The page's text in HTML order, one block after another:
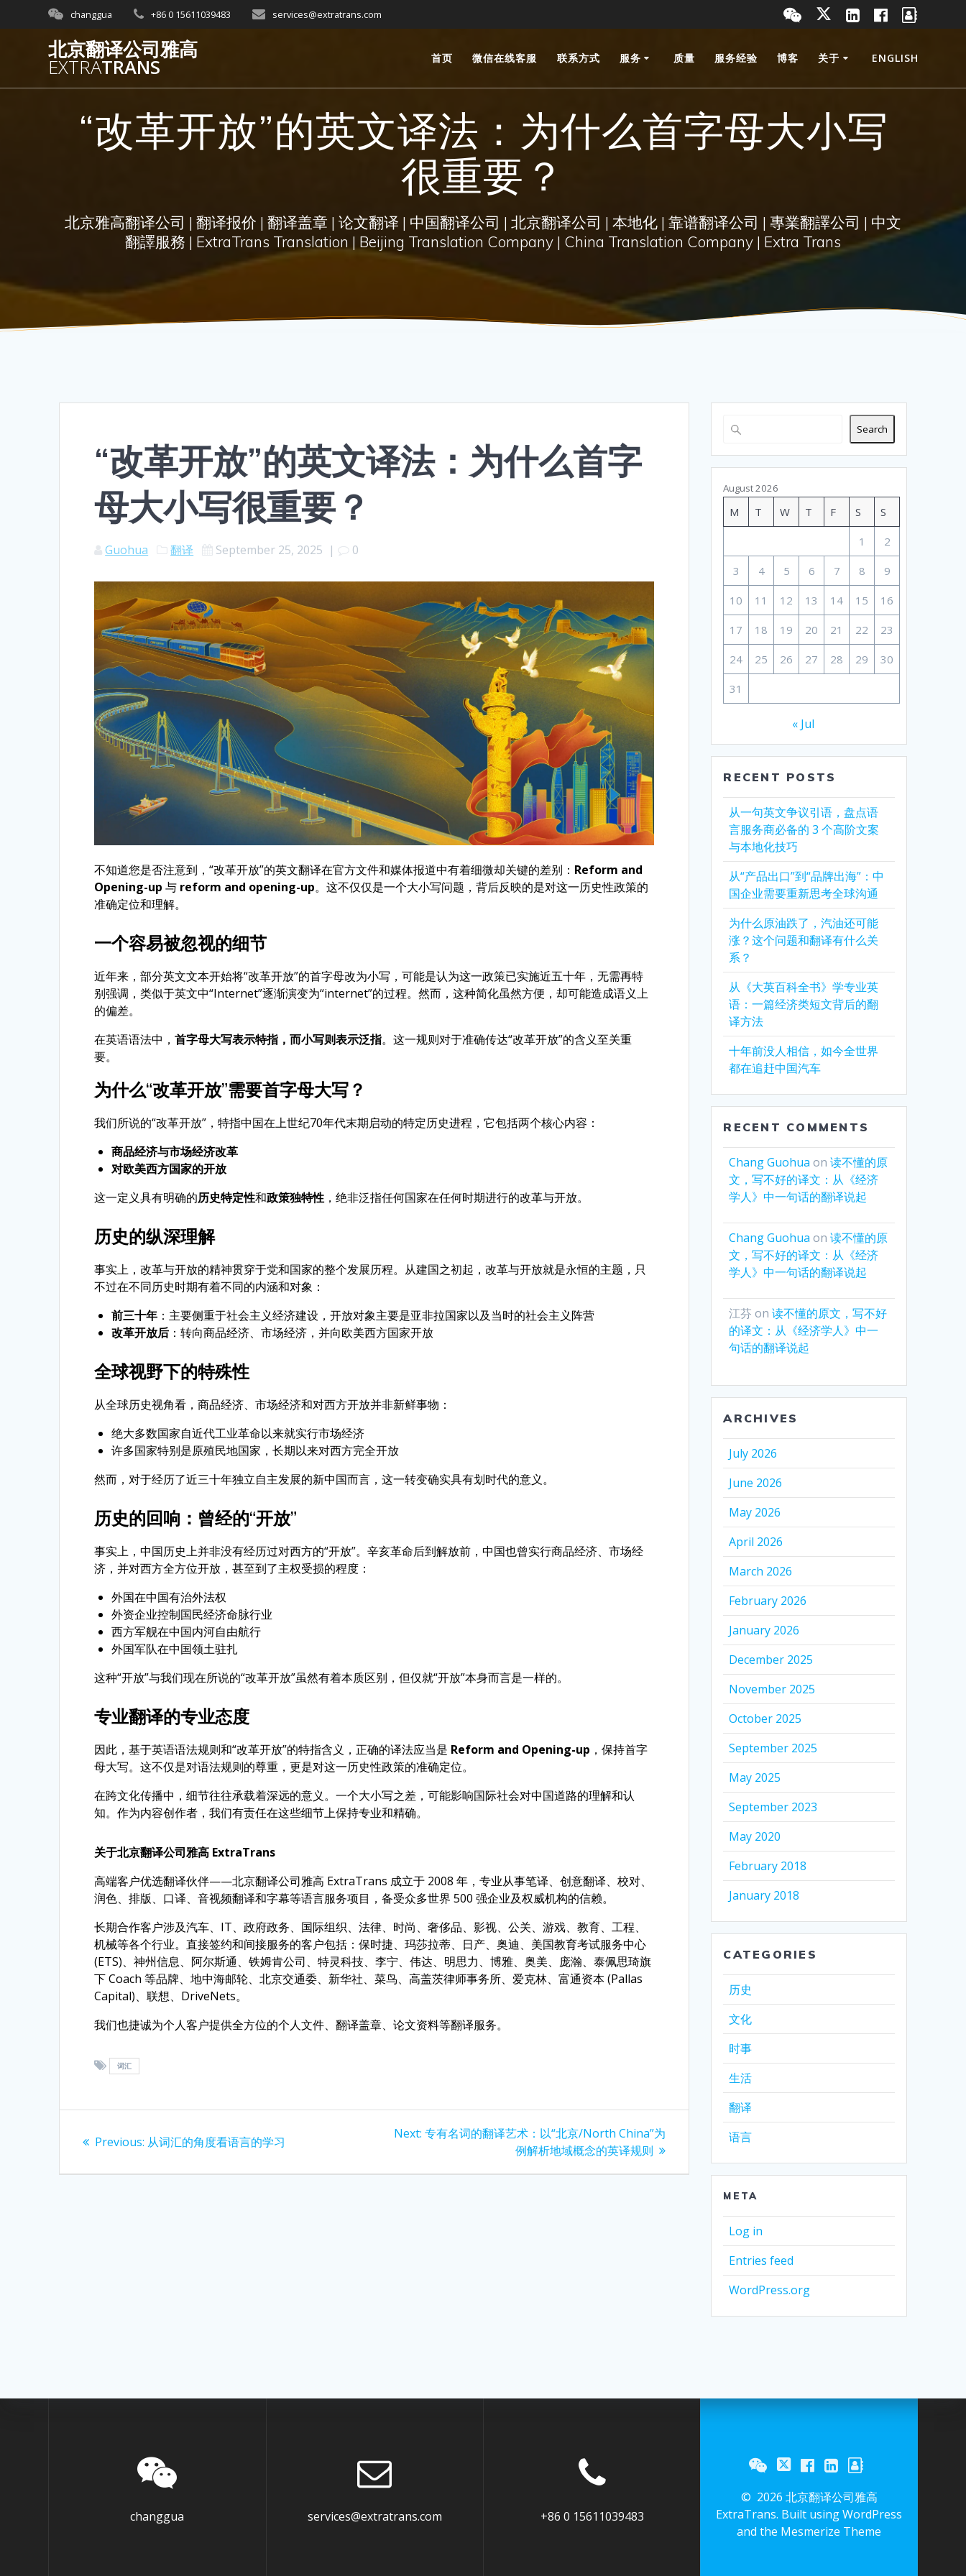
to
changgua +86 0 15611039483 services@extratrans.com
北京翻译公司雅高
EXTRATRANS 首页 微信在线客服 联系方式 服务 质量 服务经验 博客 关于 ENGLISH
“改革开放”的英文译法：为什么首字母大小写
很重要？
北京雅高翻译公司 | 翻译报价 | 翻译盖章 | 论文翻译 | 中国翻译公司 | 北京翻译公司 | 本地化 | 靠谱翻译公司 | 專業翻譯公司 | 中文
翻譯服務 | ExtraTrans Translation | Beijing Translation Company | China Translation Company | Extra Trans
“改革开放”的英文译法：为什么首字
母大小写很重要？
Guohua 翻译 September 25, 2025 | 0
不知道您是否注意到，“改革开放”的英文翻译在官方文件和媒体报道中有着细微却关键的差别： Reform and
Opening-up 与 reform and opening-up。这不仅仅是一个大小写问题，背后反映的是对这一历史性政策的
准确定位和理解。
一个容易被忽视的细节
近年来，部分英文文本开始将“改革开放”的首字母改为小写，可能是认为这一政策已实施近五十年，无需再特
别强调，类似于英文中“Internet”逐渐演变为“internet”的过程。然而，这种简化虽然方便，却可能造成语义上
的偏差。
在英语语法中，首字母大写表示特指，而小写则表示泛指。这一规则对于准确传达“改革开放”的含义至关重
要。
为什么“改革开放”需要首字母大写？
我们所说的“改革开放”，特指中国在上世纪70年代末期启动的特定历史进程，它包括两个核心内容：
商品经济与市场经济改革
对欧美西方国家的开放
这一定义具有明确的历史特定性和政策独特性 ，绝非泛指任何国家在任何时期进行的改革与开放。
历史的纵深理解
事实上，改革与开放的精神贯穿于党和国家的整个发展历程。从建国之初起，改革与开放就是永恒的主题，只
不过在不同历史时期有着不同的内涵和对象：
前三十年 ：主要侧重于社会主义经济建设，开放对象主要是亚非拉国家以及当时的社会主义阵营
改革开放后 ：转向商品经济、市场经济，并向欧美西方国家开放
全球视野下的特殊性
从全球历史视角看，商品经济、市场经济和对西方开放并非新鲜事物：
绝大多数国家自近代工业革命以来就实行市场经济
许多国家特别是原殖民地国家，长期以来对西方完全开放
然而，对于经历了近三十年独立自主发展的新中国而言，这一转变确实具有划时代的意义。
历史的回响：曾经的“开放”
事实上，中国历史上并非没有经历过对西方的“开放”。辛亥革命后到解放前，中国也曾实行商品经济、市场经
济，并对西方全方位开放，甚至到了主权受损的程度：
外国在中国有治外法权
外资企业控制国民经济命脉行业
西方军舰在中国内河自由航行
外国军队在中国领土驻扎
这种“开放”与我们现在所说的“改革开放”虽然有着本质区别，但仅就“开放”本身而言是一样的。
专业翻译的专业态度
因此，基于英语语法规则和“改革开放”的特指含义，正确的译法应当是 Reform and Opening-up ，保持首字
母大写。这不仅是对语法规则的尊重，更是对这一历史性政策的准确定位。
在跨文化传播中，细节往往承载着深远的意义。一个大小写之差，可能影响国际社会对中国道路的理解和认
知。作为内容创作者，我们有责任在这些细节上保持专业和精确。
关于北京翻译公司雅高 ExtraTrans
高端客户优选翻译伙伴——北京翻译公司雅高 ExtraTrans 成立于 2008 年，专业从事笔译、创意翻译、校对、
润色、排版、口译、音视频翻译和字幕等语言服务项目，备受众多世界 500 强企业及权威机构的信赖。
长期合作客户涉及汽车、IT、政府政务、国际组织、法律、时尚、奢侈品、影视、公关、游戏、教育、工程、
机械等各个行业。直接签约和间接服务的客户包括：保时捷、玛莎拉蒂、日产、奥迪、美国教育考试服务中心
(ETS)、神州信息、阿尔斯通、铁姆肯公司、特灵科技、李宁、伟达、明思力、博雅、奥美、庞瀚、泰佩思琦旗
下 Coach 等品牌、地中海邮轮、北京交通委、新华社、菜鸟、高盖茨律师事务所、爱克林、富通资本 (Pallas
Capital)、联想、DriveNets。
我们也捷诚为个人客户提供全方位的个人文件、翻译盖章、论文资料等翻译服务。
词汇
Previous: Previous
从词汇的角度看语言的学习
Next: Next
专有名词的翻译艺术：以“北京/North China”为
例解析地域概念的英译规则
Search
August 2026
M T W T F S S
1 2
3 4 5 6 7 8 9
10 11 12 13 14 15 16
17 18 19 20 21 22 23
24 25 26 27 28 29 30
31
« Jul
RECENT POSTS
从一句英文争议引语，盘点语
言服务商必备的 3 个高阶文案
与本地化技巧
从“产品出口”到“品牌出海”：中
国企业需要重新思考全球沟通
为什么原油跌了，汽油还可能
涨？这个问题和翻译有什么关
系？
从《大英百科全书》学专业英
语：一篇经济类短文背后的翻
译方法
十年前没人相信，如今全世界
都在追赶中国汽车
RECENT COMMENTS
Chang Guohua on读不懂的原
文，写不好的译文：从《经济
学人》中一句话的翻译说起
Chang Guohua on读不懂的原
文，写不好的译文：从《经济
学人》中一句话的翻译说起
江芬 on读不懂的原文，写不好
的译文：从《经济学人》中一
句话的翻译说起
ARCHIVES
July 2026
June 2026
May 2026
April 2026
March 2026
February 2026
January 2026
December 2025
November 2025
October 2025
September 2025
May 2025
September 2023
May 2020
February 2018
January 2018
CATEGORIES
历史
文化
时事
生活
翻译
语言
META
Log in
Entries feed
WordPress.org
changgua services@extratrans.com +86 0 15611039483
© 2026 北京翻译公司雅高
ExtraTrans. Built using WordPress
and the Mesmerize Theme